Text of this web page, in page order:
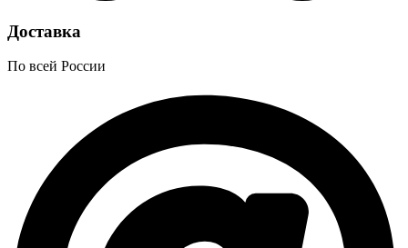
Доставка
По всей России